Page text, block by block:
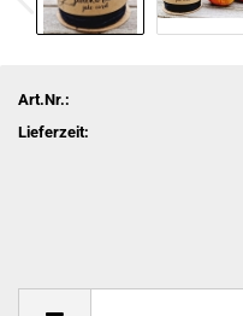
Art.Nr.:
Lieferzeit: